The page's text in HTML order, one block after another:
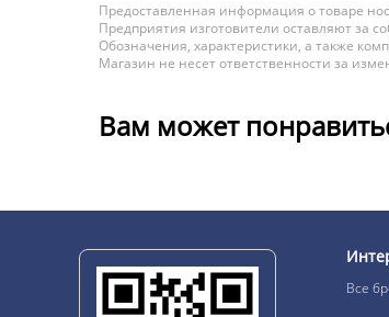
Предоставленная информация о товаре
Предприятия изготовители оставляют за
Обозначения, характеристики, а также
Магазин не несет ответственности за
Вам может
Все